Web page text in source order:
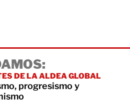
DE LA ALDEA GLOBAL
progresismo y